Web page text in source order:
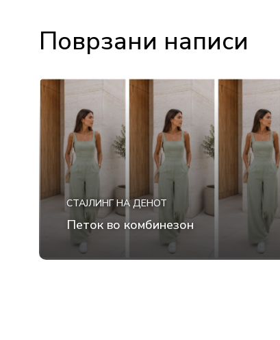
Поврзани написи
СТАЈЛИНГ НА ДЕНОТ
Петок во комбинезон